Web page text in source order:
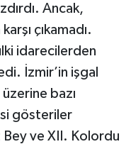
Ancak,
çıkamadı.
idarecilerden
İzmir’in işgal
bazı
gösteriler
ve XII. Kolordu